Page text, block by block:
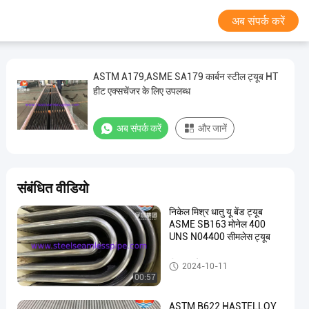
अब संपर्क करें
ASTM A179,ASME SA179 कार्बन स्टील ट्यूब HT
हीट एक्सचेंजर के लिए उपलब्ध
अब संपर्क करें और जानें
संबंधित वीडियो
00:57
निकेल मिश्र धातु यू बेंड ट्यूब
ASME SB163 मोनेल 400
UNS N04400 सीमलेस ट्यूब
हीट एक्सचेंजर ट्यूब
2024-10-11
ASTM B622 HASTELLOY